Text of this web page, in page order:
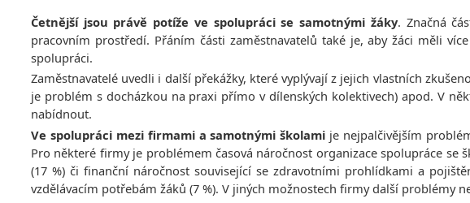
Četnější jsou právě potíže ve spolupráci se samotnými žáky. Značná
pracovním prostředí. Přáním části zaměstnavatelů také je, aby žáci měli
spolupráci.
Zaměstnavatelé uvedli i další překážky, které vyplývají z jejich vlastních
je problém s docházkou na praxi přímo v dílenských kolektivech) apod. V
nabídnout.
Ve spolupráci mezi firmami a samotnými školami je nejpalčivějším
Pro některé firmy je problémem časová náročnost organizace spolupráce
(17 %) či finanční náročnost související se zdravotními prohlídkami a
vzdělávacím potřebám žáků (7 %). V jiných možnostech firmy další problémy